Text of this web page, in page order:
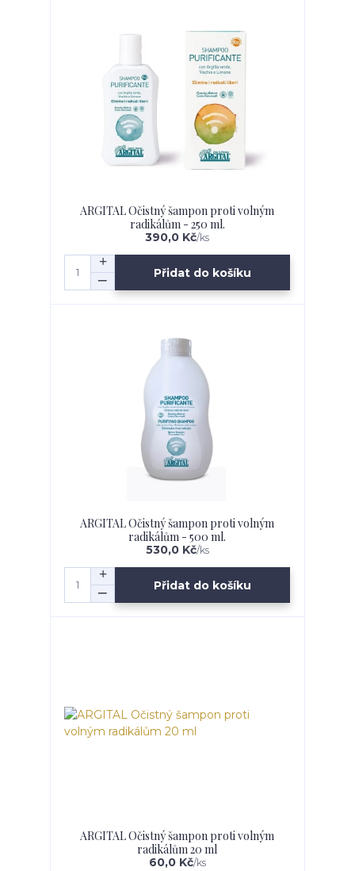
ARGITAL Očistný šampon proti volným
radikálům - 250 ml.
390,0 Kč/ks
Přidat do košíku
ARGITAL Očistný šampon proti volným
radikálům - 500 ml.
530,0 Kč/ks
Přidat do košíku
ARGITAL Očistný šampon proti volným
radikálům 20 ml
60,0 Kč/ks